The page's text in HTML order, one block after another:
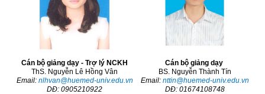
Cán bộ giảng dạy - Trợ lý NCKH
ThS. Nguyễn Lê Hồng Vân
Email: nlhvan@huemed-univ.edu.vn
DĐ: 0905210922
Cán bộ giảng dạy
BS. Nguyễn Thành Tín
Email: nttin@huemed-univ.edu.vn
DĐ: 01674108748